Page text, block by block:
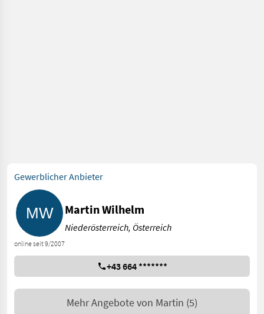
Gewerblicher Anbieter
online seit 9/2007
Martin Wilhelm
Niederösterreich, Österreich
+43 664 *******
Mehr Angebote von Martin (5)